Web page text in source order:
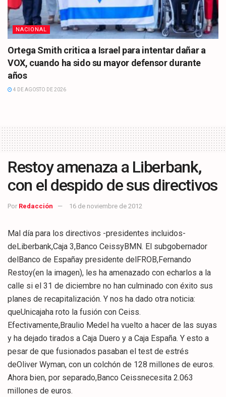
NACIONAL
Ortega Smith critica a Israel para intentar dañar a
VOX, cuando ha sido su mayor defensor durante
años
4 DE AGOSTO DE 2026
Restoy amenaza a Liberbank,
con el despido de sus directivos
Por Redacción 16 de noviembre de 2012
Mal día para los directivos -presidentes incluidos-
deLiberbank,Caja 3,Banco CeissyBMN. El subgobernador
delBanco de Españay presidente delFROB,Fernando
Restoy(en la imagen), les ha amenazado con echarlos a la
calle si el 31 de diciembre no han culminado con éxito sus
planes de recapitalización. Y nos ha dado otra noticia:
queUnicajaha roto la fusión con Ceiss.
Efectivamente,Braulio Medel ha vuelto a hacer de las suyas
y ha dejado tirados a Caja Duero y a Caja España. Y esto a
pesar de que fusionados pasaban el test de estrés
deOliver Wyman, con un colchón de 128 millones de euros.
Ahora bien, por separado,Banco Ceissnecesita 2.063
millones de euros.